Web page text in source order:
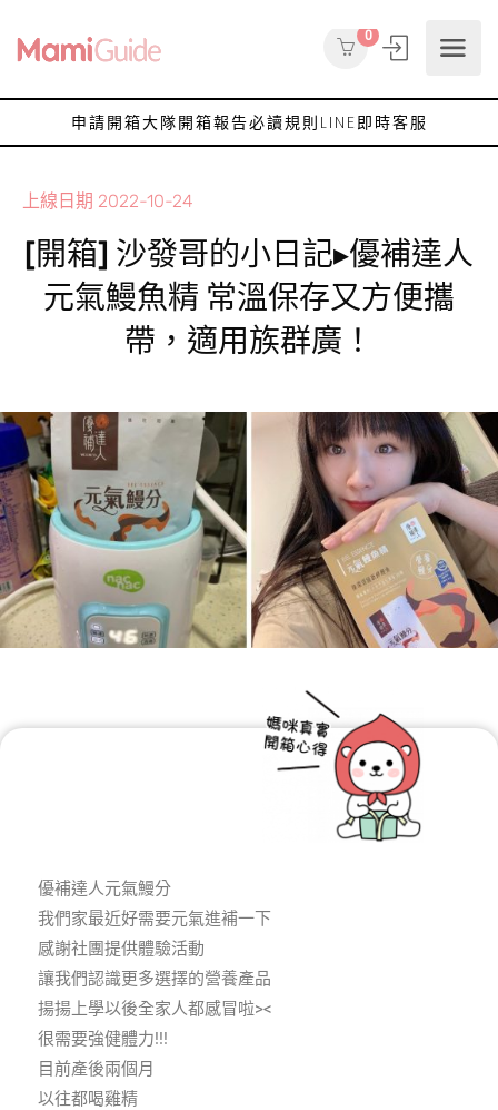
0
申請開箱大隊開箱報告必讀規則 LINE即時客服
上線日期 2022-10-24
[開箱] 沙發哥的小日記▸優補達人
元氣鰻魚精 常溫保存又方便攜
帶，適用族群廣！
優補達人元氣鰻分
我們家最近好需要元氣進補一下
感謝社團提供體驗活動
讓我們認識更多選擇的營養產品
揚揚上學以後全家人都感冒啦><
很需要強健體力!!!
目前產後兩個月
以往都喝雞精